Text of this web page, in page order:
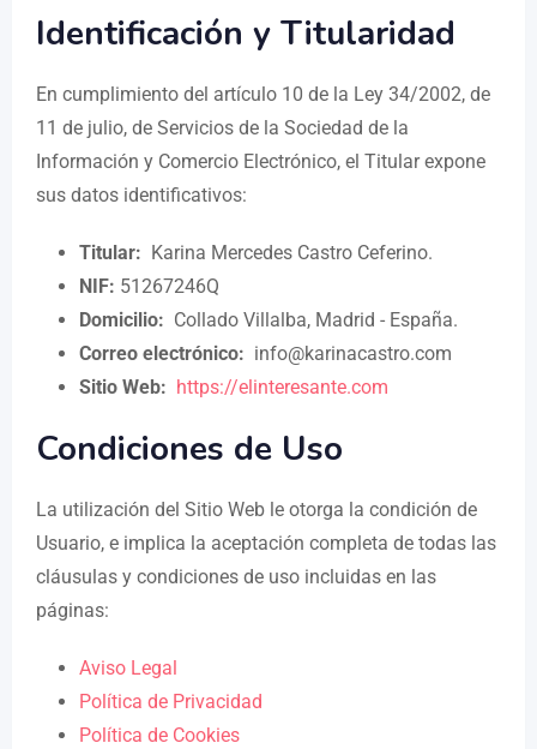
Identificación y Titularidad
En cumplimiento del artículo 10 de la Ley 34/2002, de
11 de julio, de Servicios de la Sociedad de la
Información y Comercio Electrónico, el Titular expone
sus datos identificativos:
Titular: Karina Mercedes Castro Ceferino.
NIF: 51267246Q
Domicilio: Collado Villalba, Madrid - España.
Correo electrónico: info@karinacastro.com
Sitio Web: https://elinteresante.com
Condiciones de Uso
La utilización del Sitio Web le otorga la condición de
Usuario, e implica la aceptación completa de todas las
cláusulas y condiciones de uso incluidas en las
páginas:
Aviso Legal
Política de Privacidad
Política de Cookies